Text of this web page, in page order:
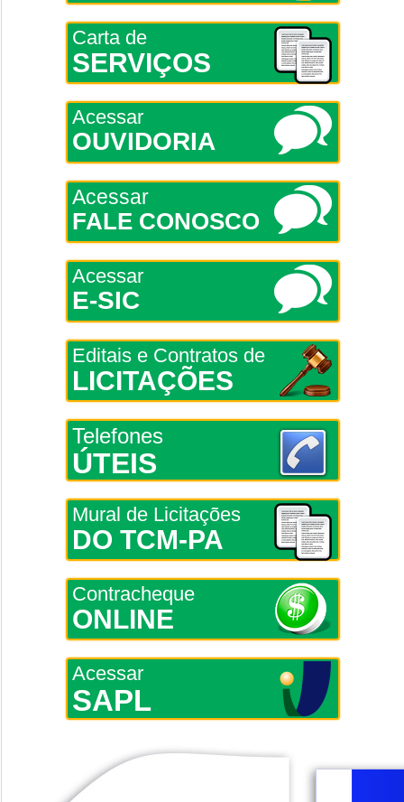
Carta de
SERVIÇOS
Acessar
OUVIDORIA
Acessar
FALE CONOSCO
Acessar
E-SIC
Editais e Contratos de
LICITAÇÕES
Telefones
ÚTEIS
Mural de Licitações
DO TCM-PA
Contracheque
ONLINE
Acessar
SAPL